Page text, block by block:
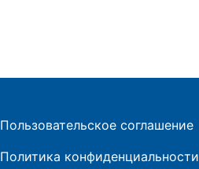
Пользовательское соглашение
Политика конфиденциальности